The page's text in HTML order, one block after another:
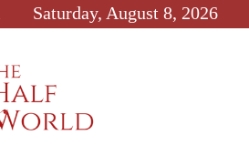
Saturday, August 8, 2026